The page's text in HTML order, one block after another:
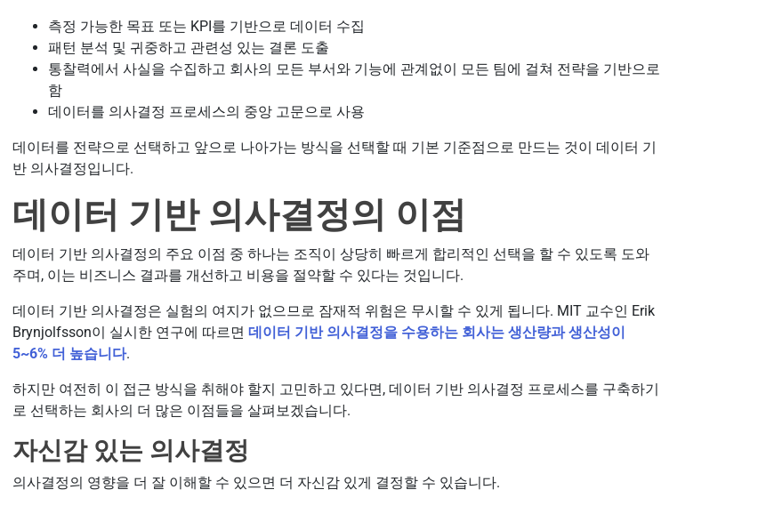
측정 가능한 목표 또는 KPI를 기반으로 데이터 수집
패턴 분석 및 귀중하고 관련성 있는 결론 도출
통찰력에서 사실을 수집하고 회사의 모든 부서와 기능에 관계없이 모든 팀에 걸쳐 전략을 기반으로
함
데이터를 의사결정 프로세스의 중앙 고문으로 사용
데이터를 전략으로 선택하고 앞으로 나아가는 방식을 선택할 때 기본 기준점으로 만드는 것이 데이터 기
반 의사결정입니다.
데이터 기반 의사결정의 이점
데이터 기반 의사결정의 주요 이점 중 하나는 조직이 상당히 빠르게 합리적인 선택을 할 수 있도록 도와
주며, 이는 비즈니스 결과를 개선하고 비용을 절약할 수 있다는 것입니다.
데이터 기반 의사결정은 실험의 여지가 없으므로 잠재적 위험은 무시할 수 있게 됩니다. MIT 교수인 Erik
Brynjolfsson이 실시한 연구에 따르면데이터 기반 의사결정을 수용하는 회사는 생산량과 생산성이
5~6% 더 높습니다.
하지만 여전히 이 접근 방식을 취해야 할지 고민하고 있다면, 데이터 기반 의사결정 프로세스를 구축하기
로 선택하는 회사의 더 많은 이점들을 살펴보겠습니다.
자신감 있는 의사결정
의사결정의 영향을 더 잘 이해할 수 있으면 더 자신감 있게 결정할 수 있습니다.